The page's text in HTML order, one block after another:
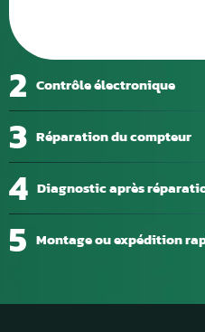
2 Contrôle électronique
3 Réparation du compteur
4 Diagnostic après
5 Montage ou expédition